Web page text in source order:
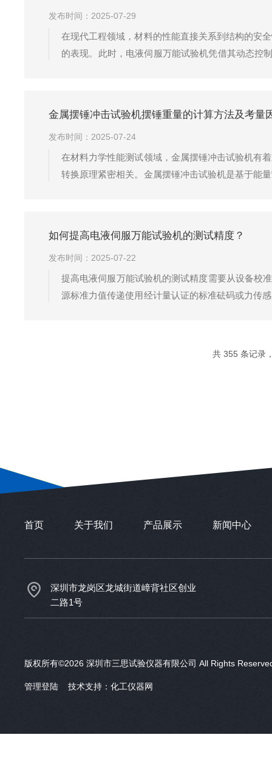
发布时间：2025-07-29
在现代工程领域，材料的性能直接关系到结构的安
的表现。此时，电液伺服万能试验机凭借其动态控
金属摆锤冲击试验机摆锤重量的计算方法及考量
发布时间：2025-07-24
在材料力学性能测试领域，金属摆锤冲击试验机有
转换原理紧密相关。金属摆锤冲击试验机是基于能
如何提高电液伺服万能试验机的测试精度？
发布时间：2025-07-22
提高电液伺服万能试验机的测试精度需要从设备校
源标准力值传递使用经计量认证的标准砝码或力传
共 355 条记录
首页 关于我们 产品展示 新闻中心
深圳市龙岗区龙城街道嶂背社区创业
二路1号
版权所有©2026 深圳市三思试验仪器有限公司 All Rights
管理登陆 技术支持： 化工仪器网